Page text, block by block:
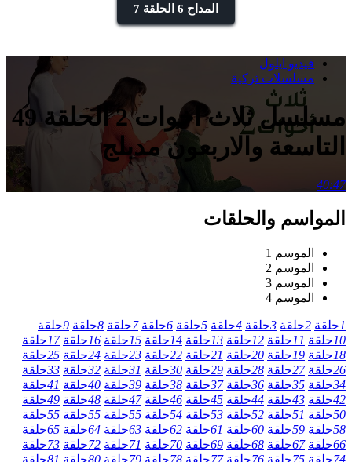
المداح 6 الحلقة 7
فيديو ايلول
مسلسلات تركية
مسلسل ثلاث اخوات 2 الحلقة 49
التاسعة والاربعون مدبلج
40:47
المواسم والحلقات
الموسم 1
الموسم 2
الموسم 3
الموسم 4
1حلقة 2حلقة 3حلقة 4حلقة 5حلقة 6حلقة 7حلقة 8حلقة 9حلقة
10حلقة 11حلقة 12حلقة 13حلقة 14حلقة 15حلقة 16حلقة 17حلقة
18حلقة 19حلقة 20حلقة 21حلقة 22حلقة 23حلقة 24حلقة 25حلقة
26حلقة 27حلقة 28حلقة 29حلقة 30حلقة 31حلقة 32حلقة 33حلقة
34حلقة 35حلقة 36حلقة 37حلقة 38حلقة 39حلقة 40حلقة 41حلقة
42حلقة 43حلقة 44حلقة 45حلقة 46حلقة 47حلقة 48حلقة 49حلقة
50حلقة 51حلقة 52حلقة 53حلقة 54حلقة 55حلقة 55حلقة 55حلقة
58حلقة 59حلقة 60حلقة 61حلقة 62حلقة 63حلقة 64حلقة 65حلقة
66حلقة 67حلقة 68حلقة 69حلقة 70حلقة 71حلقة 72حلقة 73حلقة